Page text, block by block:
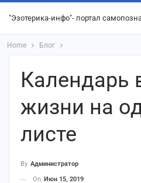
"Эзотерика-инфо"- портал
Home Блог
Календарь
жизни на
листе
By Администратор
On Июн 15, 2019